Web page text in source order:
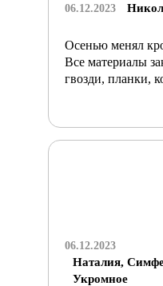
06.12.2023
Осенью менял
Все материалы
гвозди, планки,
06.12.2023
Наталия,
Укромное